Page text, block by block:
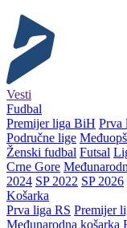
Vesti
Fudbal
Premijer liga BiH Prva
Područne lige
Ženski fudbal Futsal
Crne Gore
2024 SP 2022 SP 2026
Košarka
Prva liga RS Premijer
Međunarodna košarka